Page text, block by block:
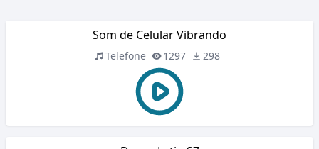
Som de Celular Vibrando
Telefone 1297 298